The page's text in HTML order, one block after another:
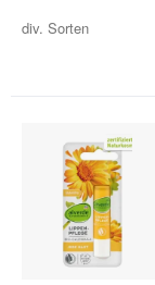
div. Sorten